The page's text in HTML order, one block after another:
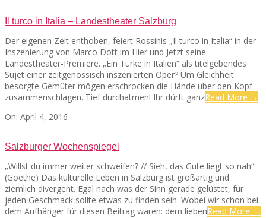
Il turco in Italia – Landestheater Salzburg
Der eigenen Zeit enthoben, feiert Rossinis „Il turco in Italia“ in der
Inszenierung von Marco Dott im Hier und Jetzt seine
Landestheater-Premiere. „Ein Türke in Italien“ als titelgebendes
Sujet einer zeitgenössisch inszenierten Oper? Um Gleichheit
besorgte Gemüter mögen erschrocken die Hände über den Kopf
zusammenschlagen. Tief durchatmen! Ihr dürft ganzRead More →
2016-
On: April 4, 2016
Salzburger Wochenspiegel
„Willst du immer weiter schweifen? // Sieh, das Gute liegt so nah“
(Goethe) Das kulturelle Leben in Salzburg ist großartig und
ziemlich divergent. Egal nach was der Sinn gerade gelüstet, für
jeden Geschmack sollte etwas zu finden sein. Wobei wir schon bei
dem Aufhänger für diesen Beitrag wären: dem liebenRead More →